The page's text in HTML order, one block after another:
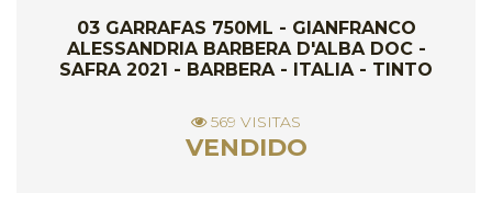
03 GARRAFAS 750ML - GIANFRANCO
ALESSANDRIA BARBERA D'ALBA DOC -
SAFRA 2021 - BARBERA - ITALIA - TINTO
569 VISITAS
VENDIDO